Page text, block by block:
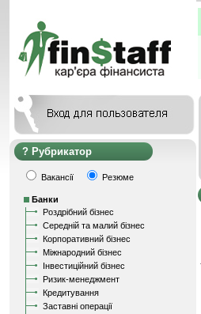
Рубрикатор
Вакансії Резюме
Банки
Роздрібний бізнес
Середній та малий бізнес
Корпоративний бізнес
Міжнародний бізнес
Інвестиційний бізнес
Ризик-менеджмент
Кредитування
Заставні операції